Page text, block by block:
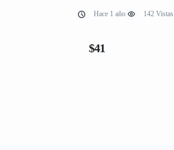
Hace 1 año 142 Vistas
$41